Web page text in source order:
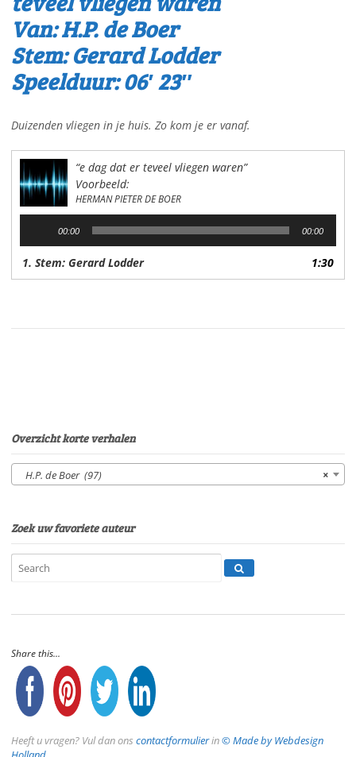
Van: H.P. de Boer
Stem: Gerard Lodder
Speelduur: 06′ 23″
Duizenden vliegen in je huis. Zo kom je er vanaf.
“e dag dat er teveel vliegen waren”
Voorbeeld:
HERMAN PIETER DE BOER
00:00 00:00
1. Stem: Gerard Lodder 1:30
Overzicht korte verhalen
×
H.P. de Boer (97)
Zoek uw favoriete auteur
Share this...
Heeft u vragen? Vul dan ons contactformulierin© Made by Webdesign